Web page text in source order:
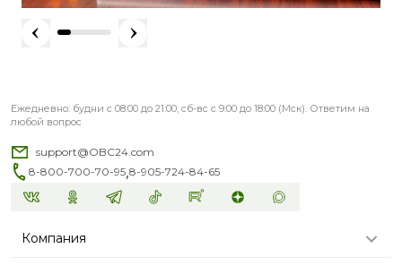
Ежедневно: будни с 08:00 до 21:00, сб-вс с 9:00 до 18:00 (Мск). Ответим на
любой вопрос
support@OBC24.com
8-800-700-70-95,8-905-724-84-65
Компания